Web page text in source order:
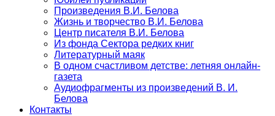
Произведения В.И. Белова
Жизнь и творчество В.И. Белова
Центр писателя В.И. Белова
Из фонда Сектора редких книг
Литературный маяк
В одном счастливом детстве: летняя онлайн-
газета
Аудиофрагменты из произведений В. И.
Белова
Контакты